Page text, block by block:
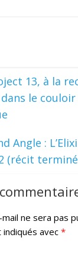
13, à la
dans le
Angle :
(récit
ne sera pas
avec *